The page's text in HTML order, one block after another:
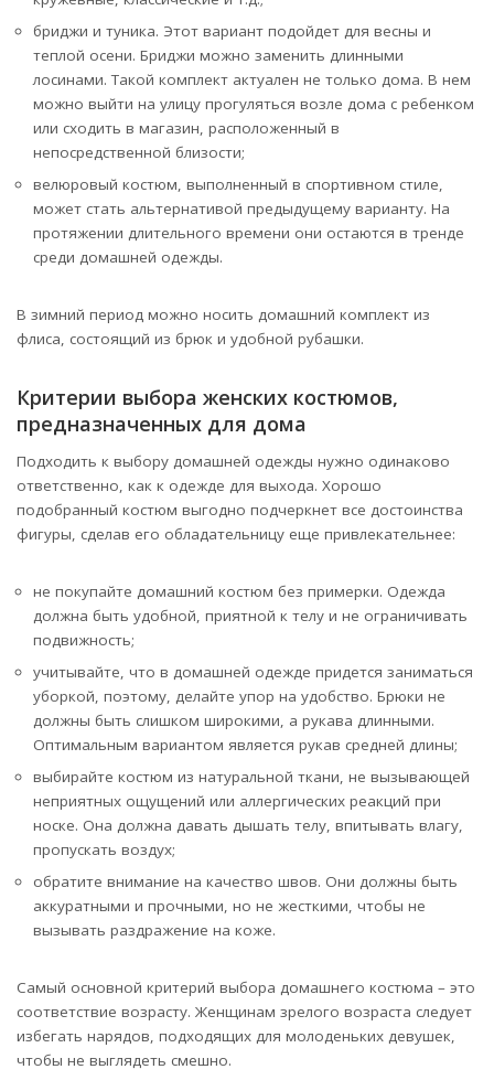
бриджи и туника. Этот вариант подойдет для весны и
теплой осени. Бриджи можно заменить длинными
лосинами. Такой комплект актуален не только дома. В нем
можно выйти на улицу прогуляться возле дома с ребенком
или сходить в магазин, расположенный в
непосредственной близости;
велюровый костюм, выполненный в спортивном стиле,
может стать альтернативой предыдущему варианту. На
протяжении длительного времени они остаются в тренде
среди домашней одежды.
В зимний период можно носить домашний комплект из
флиса, состоящий из брюк и удобной рубашки.
Критерии выбора женских костюмов,
предназначенных для дома
Подходить к выбору домашней одежды нужно одинаково
ответственно, как к одежде для выхода. Хорошо
подобранный костюм выгодно подчеркнет все достоинства
фигуры, сделав его обладательницу еще привлекательнее:
не покупайте домашний костюм без примерки. Одежда
должна быть удобной, приятной к телу и не ограничивать
подвижность;
учитывайте, что в домашней одежде придется заниматься
уборкой, поэтому, делайте упор на удобство. Брюки не
должны быть слишком широкими, а рукава длинными.
Оптимальным вариантом является рукав средней длины;
выбирайте костюм из натуральной ткани, не вызывающей
неприятных ощущений или аллергических реакций при
носке. Она должна давать дышать телу, впитывать влагу,
пропускать воздух;
обратите внимание на качество швов. Они должны быть
аккуратными и прочными, но не жесткими, чтобы не
вызывать раздражение на коже.
Самый основной критерий выбора домашнего костюма – это
соответствие возрасту. Женщинам зрелого возраста следует
избегать нарядов, подходящих для молоденьких девушек,
чтобы не выглядеть смешно.